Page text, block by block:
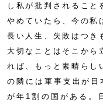
し私が批判されること
やめていたら、今の
長い人生、失敗はつき
大切なことはそこから
れば、もっと素晴ら
の隣には軍事支出が
が年1割の国がある。